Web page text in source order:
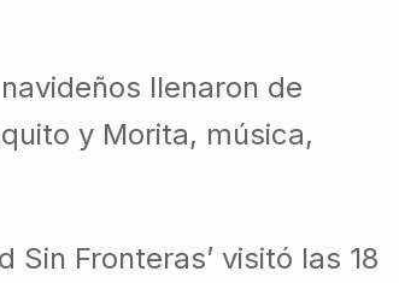
llenaron de
y Morita, música,
Fronteras’ visitó las 18